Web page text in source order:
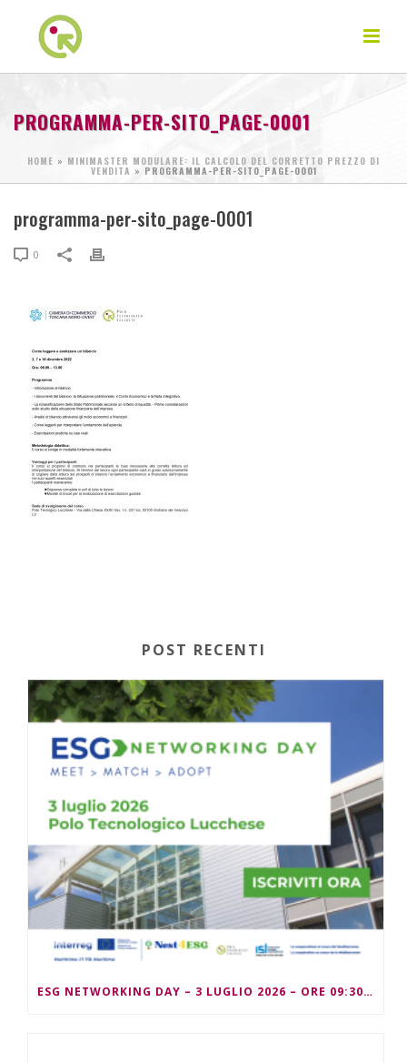
PROGRAMMA-PER-SITO_PAGE-0001
HOME » MINIMASTER MODULARE: IL CALCOLO DEL CORRETTO PREZZO DI
VENDITA » PROGRAMMA-PER-SITO_PAGE-0001
programma-per-sito_page-0001
0
POST RECENTI
ESG NETWORKING DAY – 3 LUGLIO 2026 – ORE 09:30/13:00